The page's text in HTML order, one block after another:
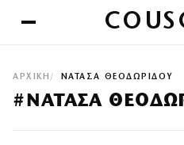
ΑΡΧΙΚΉ ΝΑΤΑΣΑ ΘΕΟΔΩΡΙΔΟΥ
#ΝΑΤΑΣΑ